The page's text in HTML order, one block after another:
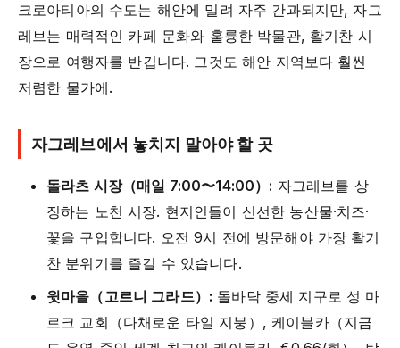
크로아티아의 수도는 해안에 밀려 자주 간과되지만, 자그
레브는 매력적인 카페 문화와 훌륭한 박물관, 활기찬 시
장으로 여행자를 반깁니다. 그것도 해안 지역보다 훨씬
저렴한 물가에.
자그레브에서 놓치지 말아야 할 곳
돌라츠 시장（매일 7:00〜14:00）: 자그레브를 상
징하는 노천 시장. 현지인들이 신선한 농산물·치즈·
꽃을 구입합니다. 오전 9시 전에 방문해야 가장 활기
찬 분위기를 즐길 수 있습니다.
윗마을（고르니 그라드）: 돌바닥 중세 지구로 성 마
르크 교회（다채로운 타일 지붕）, 케이블카（지금